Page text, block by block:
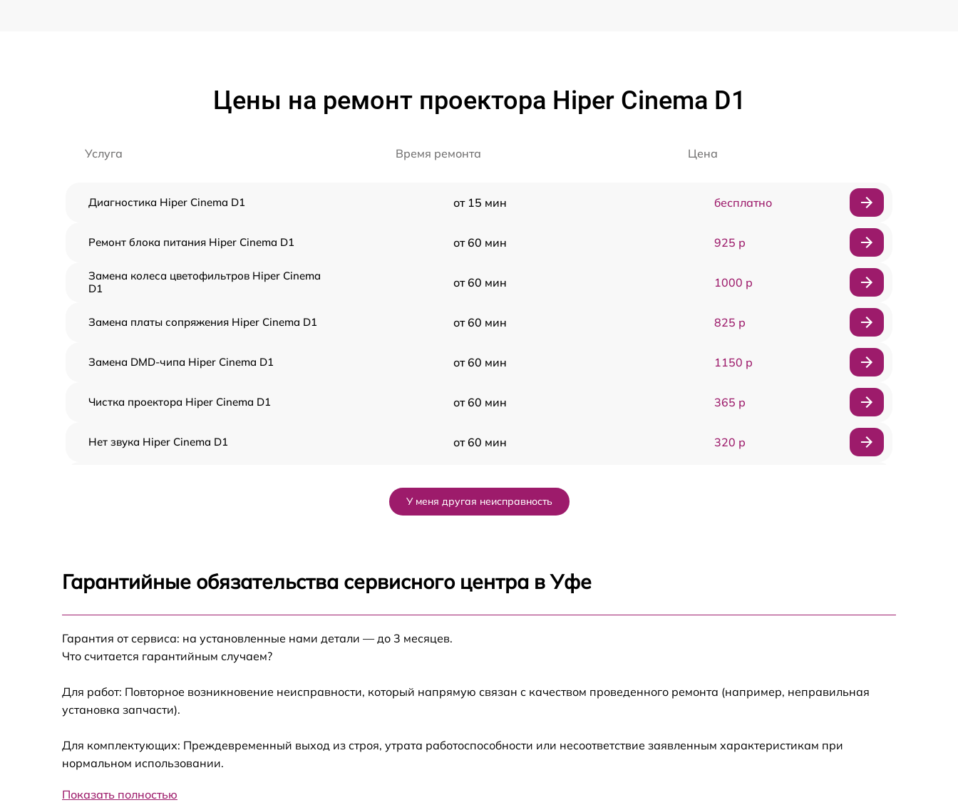
Цены на ремонт проектора Hiper Cinema D1
Услуга Время ремонта Цена
Диагностика Hiper Cinema D1 от 15 мин бесплатно
Ремонт блока питания Hiper Cinema D1 от 60 мин 925 р
Замена колеса цветофильтров Hiper Cinema
D1
от 60 мин 1000 р
Замена платы сопряжения Hiper Cinema D1 от 60 мин 825 р
Замена DMD-чипа Hiper Cinema D1 от 60 мин 1150 р
Чистка проектора Hiper Cinema D1 от 60 мин 365 р
Нет звука Hiper Cinema D1 от 60 мин 320 р
Ремонт системы охлаждения Hiper Cinema
Замена системы накаливания Hiper Cinema
У меня другая неисправность
Гарантийные обязательства сервисного центра в Уфе
Гарантия от сервиса: на установленные нами детали — до 3 месяцев.
Что считается гарантийным случаем?
Для работ: Повторное возникновение неисправности, который напрямую связан с качеством проведенного ремонта (например, неправильная
установка запчасти).
Для комплектующих: Преждевременный выход из строя, утрата работоспособности или несоответствие заявленным характеристикам при
нормальном использовании.
Показать полностью